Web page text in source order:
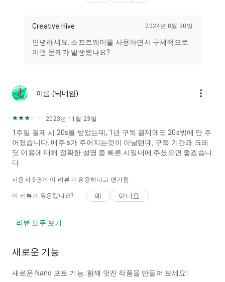
Creative Hive 2024년 8월 20일
안녕하세요. 소프트웨어를 사용하면서 구체적으로
어떤 문제가 발생했나요?
이름 (닉네임) more_vert
2023년 11월 23일
1주일 결제 시 20s를 받았는데, 1년 구독 결제에도 20s밖에 안 주
어졌습니다. 매주 s가 주어지는것이 아닐텐데, 구독 기간과 크레
딧 이용에 대해 정확한 설명 좀 빠른 시일내에 주셨으면 좋겠습니
다.
사용자 6 명이 이 리뷰가 유용하다고 평가함
이 리뷰가 유용했나요? 예 아니요
리뷰 모두 보기
새로운 기능
새로운 Nano 포토 기능. 함께 멋진 작품을 만들어 보세요!